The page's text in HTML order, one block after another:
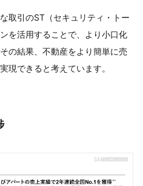
取引のST（セキュリティ・トー
を活用することで、より小口化
の結果、不動産をより簡単に売
現できると考えています。